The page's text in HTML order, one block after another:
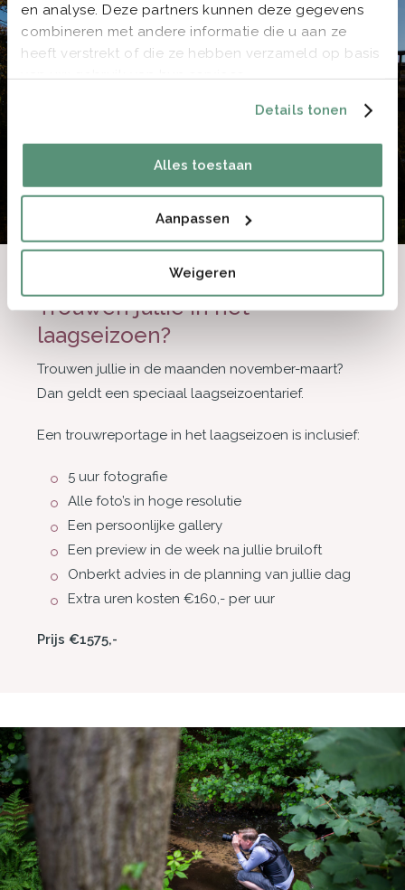
en analyse. Deze partners kunnen deze gegevens
combineren met andere informatie die u aan ze
heeft verstrekt of die ze hebben verzameld op basis
van uw gebruik van hun services.
Details tonen
Alles toestaan
Aanpassen
Weigeren
Trouwen jullie in het
laagseizoen?
Trouwen jullie in de maanden november-maart?
Dan geldt een speciaal laagseizoentarief.
Een trouwreportage in het laagseizoen is inclusief:
5 uur fotografie
Alle foto’s in hoge resolutie
Een persoonlijke gallery
Een preview in de week na jullie bruiloft
Onberkt advies in de planning van jullie dag
Extra uren kosten €160,- per uur
Prijs €1575,-